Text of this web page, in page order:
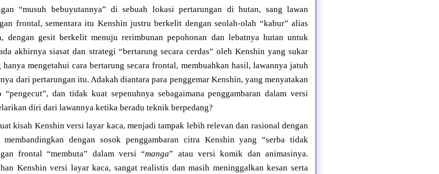
“musuh bebuyutannya” di sebuah lokasi pertarungan di hutan, sang lawan
frontal, sementara itu Kenshin justru berkelit dengan seolah-olah “kabur” alias
dengan gesit berkelit menuju rerimbunan pepohonan dan lebatnya hutan untuk
akhirnya siasat dan strategi “bertarung secara cerdas” oleh Kenshin yang sukar
mengetahui cara bertarung secara frontal, membuahkan hasil, lawannya jatuh
dari pertarungan itu. Adakah diantara para penggemar Kenshin, yang menyatakan
dan tidak kuat sepenuhnya sebagaimana penggambaran dalam versi
diri dari lawannya ketika beradu teknik berpedang?
kisah Kenshin versi layar kaca, menjadi tampak lebih relevan dan rasional dengan
dengan sosok penggambaran citra Kenshin yang “serba tidak
frontal “membuta” dalam versi “manga” atau versi komik dan animasinya.
Kenshin versi layar kaca, sangat realistis dan masih meninggalkan kesan serta